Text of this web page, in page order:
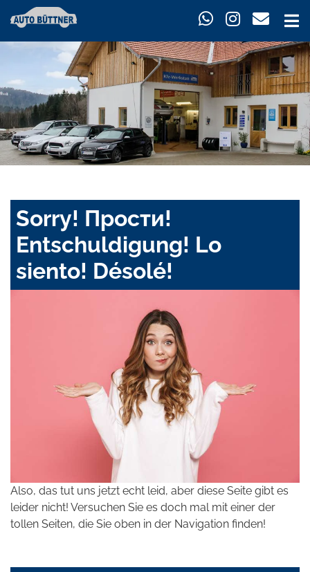
Sorry! Прости!
Entschuldigung! Lo
siento! Désolé!
Also, das tut uns jetzt echt leid, aber diese Seite gibt es
leider nicht! Versuchen Sie es doch mal mit einer der
tollen Seiten, die Sie oben in der Navigation finden!